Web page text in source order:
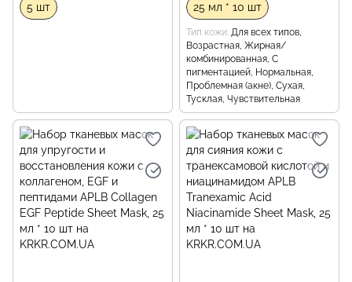
5 шт 25 мл * 10 шт
Тип кожи Для всех типов,
Возрастная, Жирная/
комбинированная, С
пигментацией, Нормальная,
Проблемная (акне), Сухая,
Тусклая, Чувствительная